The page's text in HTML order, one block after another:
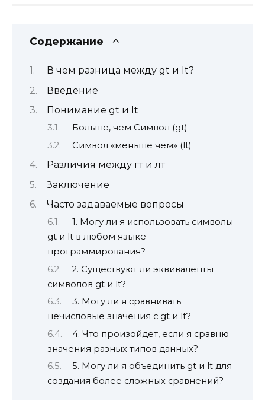
Содержание
В чем разница между gt и lt?
Введение
Понимание gt и lt
Больше, чем Символ (gt)
Символ «меньше чем» (lt)
Различия между гт и лт
Заключение
Часто задаваемые вопросы
1. Могу ли я использовать символы
gt и lt в любом языке
программирования?
2. Существуют ли эквиваленты
символов gt и lt?
3. Могу ли я сравнивать
нечисловые значения с gt и lt?
4. Что произойдет, если я сравню
значения разных типов данных?
5. Могу ли я объединить gt и lt для
создания более сложных сравнений?